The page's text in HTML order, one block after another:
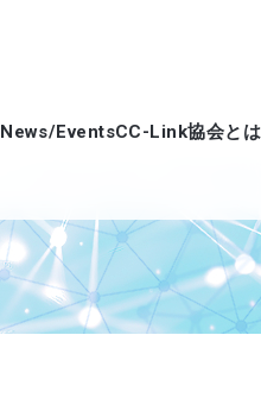
News/EventsCC-Link協会とは